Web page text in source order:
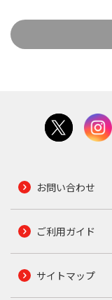
お問い合わせ
ご利用ガイド
サイトマップ